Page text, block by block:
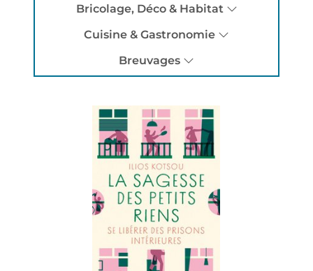
Bricolage, Déco & Habitat
Cuisine & Gastronomie
Breuvages